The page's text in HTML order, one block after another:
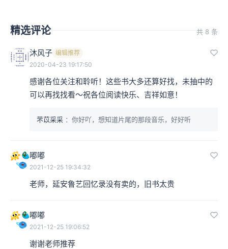
精选评论 共 8 条
沐风子 编辑推荐
2020-04-23 19:17:50
感谢各位关注和聆听！这些书大多还算好找，未抽中的
可以再找找看～祝各位阅读快乐、吉祥如意！
芣苡采采 ：你好吖，想知道片尾的那段音乐，好好听
嘟嘟
2021-12-25 19:34:32
老师，延安鲁艺回忆录没有卖的，旧书太贵
嘟嘟
2021-12-25 19:06:52
谢谢老师推荐